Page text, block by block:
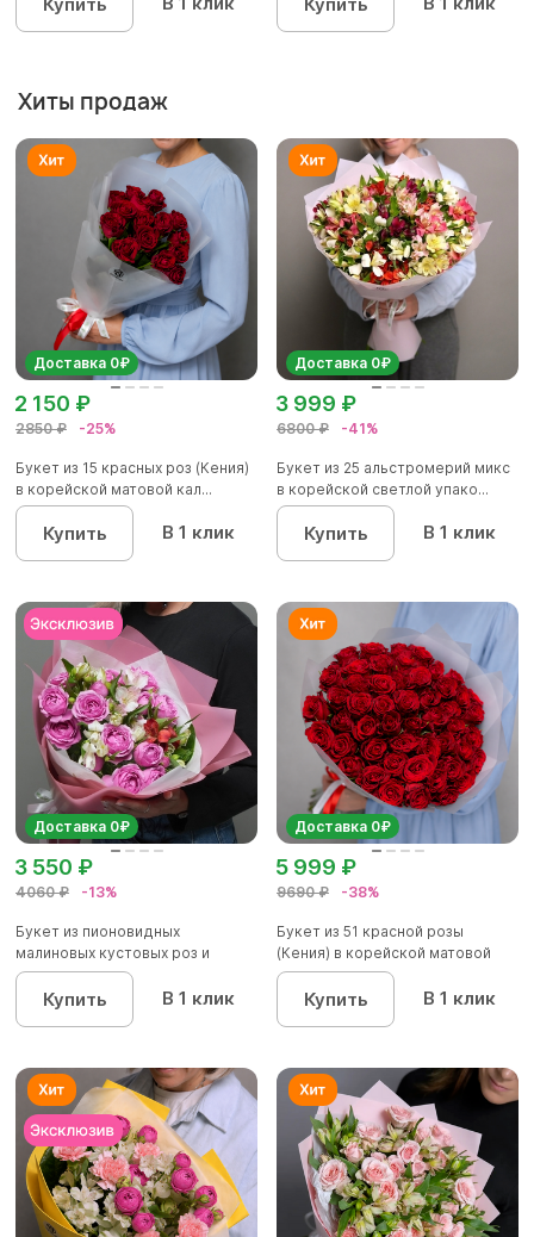
Купить Купить
Хиты продаж
Доставка 0₽
2850 ₽ -25%
2 150 ₽
Букет из 15 красных роз (Кения)
в корейской матовой кал...
Купить В 1 клик
Доставка 0₽
6800 ₽ -41%
3 999 ₽
Букет из 25 альстромерий микс
в корейской светлой упако...
Купить В 1 клик
Доставка 0₽
4060 ₽ -13%
3 550 ₽
Букет из пионовидных
малиновых кустовых роз и
альстроме...
Купить В 1 клик
Доставка 0₽
9690 ₽ -38%
5 999 ₽
Букет из 51 красной розы
(Кения) в корейской матовой
уп...
Купить В 1 клик